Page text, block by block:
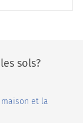
sols?
et la